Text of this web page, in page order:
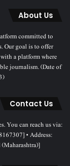
About Us
committed to
Our goal is to offer
a platform where
journalism. (Date of
Contact Us
You can reach us via:
• Address: